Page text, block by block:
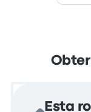
Obter
Esta